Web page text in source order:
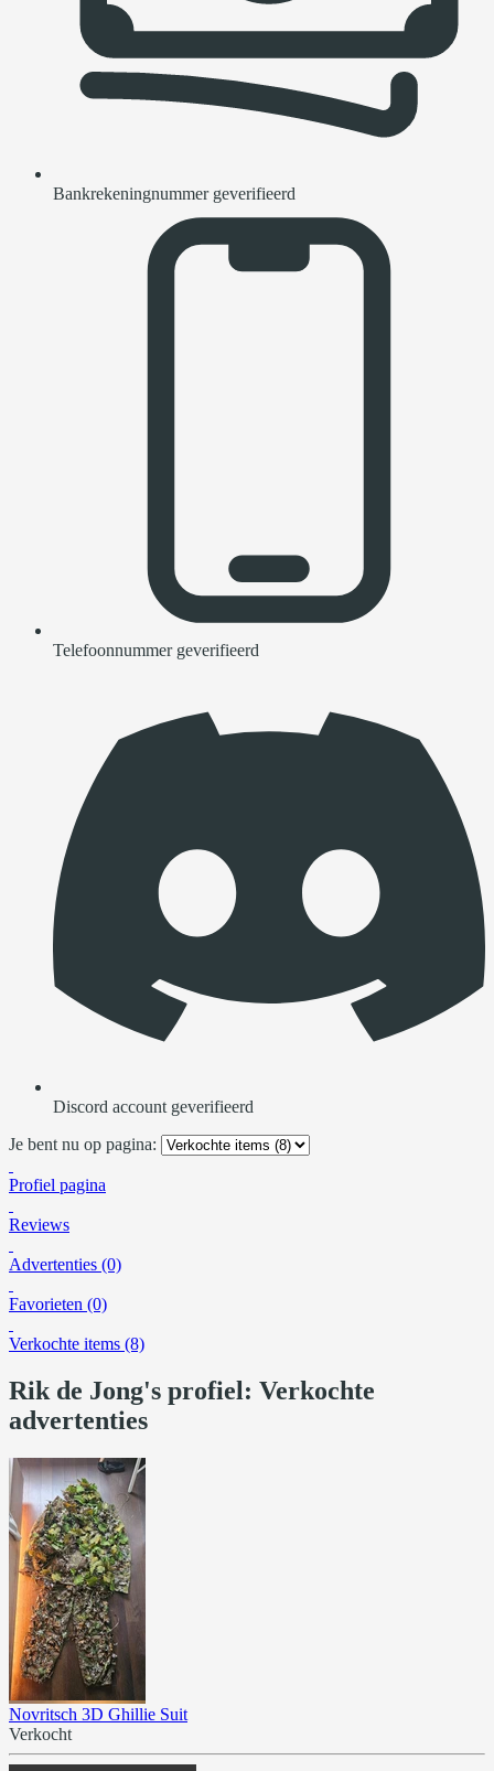
Bankrekeningnummer geverifieerd
Telefoonnummer geverifieerd
Discord account geverifieerd
Je bent nu op pagina:
Profiel pagina
Reviews
Advertenties (0)
Favorieten (0)
Verkochte items (8)
Rik de Jong's profiel: Verkochte
advertenties
Novritsch 3D Ghillie Suit
Verkocht